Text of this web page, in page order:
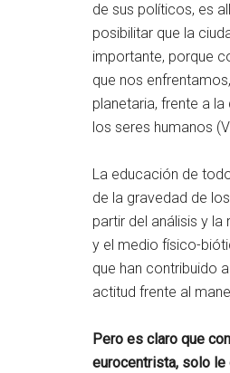
de sus políticos, es
posibilitar que la
importante, porque
que nos
planetaria, frente a
los seres humanos
La educación de
de la gravedad de
partir del análisis y
y el medio físico-
que han contribuido
actitud frente al
Pero es claro que
eurocentrista, solo